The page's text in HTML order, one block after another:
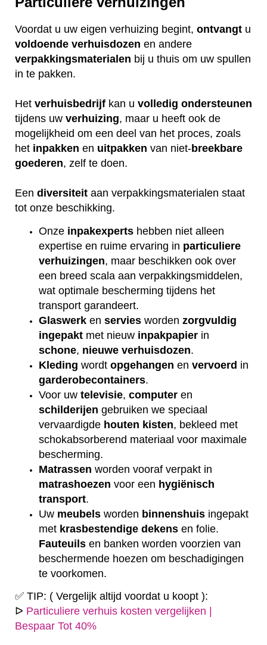
Voordat u uw eigen verhuizing begint, ontvangt u
voldoende verhuisdozen en andere
verpakkingsmaterialen bij u thuis om uw spullen
in te pakken.
Het verhuisbedrijf kan u volledig ondersteunen
tijdens uw verhuizing, maar u heeft ook de
mogelijkheid om een deel van het proces, zoals
het inpakken en uitpakken van niet-breekbare
goederen, zelf te doen.
Een diversiteit aan verpakkingsmaterialen staat
tot onze beschikking.
Onze inpakexperts hebben niet alleen
expertise en ruime ervaring in particuliere
verhuizingen, maar beschikken ook over
een breed scala aan verpakkingsmiddelen,
wat optimale bescherming tijdens het
transport garandeert.
Glaswerk en servies worden zorgvuldig
ingepakt met nieuw inpakpapier in
schone, nieuwe verhuisdozen.
Kleding wordt opgehangen en vervoerd in
garderobecontainers.
Voor uw televisie, computer en
schilderijen gebruiken we speciaal
vervaardigde houten kisten, bekleed met
schokabsorberend materiaal voor maximale
bescherming.
Matrassen worden vooraf verpakt in
matrashoezen voor een hygiënisch
transport.
Uw meubels worden binnenshuis ingepakt
met krasbestendige dekens en folie.
Fauteuils en banken worden voorzien van
beschermende hoezen om beschadigingen
te voorkomen.
✅ TIP: ( Vergelijk altijd voordat u koopt ):
ᐅ Particuliere verhuis kosten vergelijken |
Bespaar Tot 40%